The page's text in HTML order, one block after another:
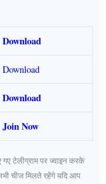
Download
Download
Download
Join Now
टेलीग्राम पर ज्वाइन करके
चीज मिलते रहेंगे यदि आप